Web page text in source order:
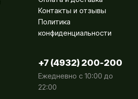
Контакты и отзывы
Политика
конфиденциальности
+7 (4932) 200-200
Ежедневно с 10:00 до
22:00